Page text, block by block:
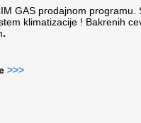
GAS prodajnom programu.
klimatizacije ! Bakrenih
.
>>>